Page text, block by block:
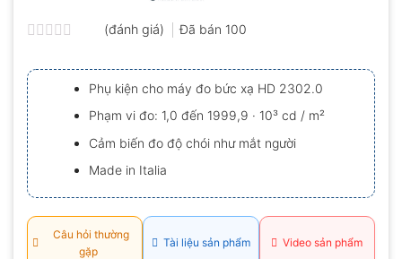
xếp
hạng
0.0
5
sao
(đánh giá) Đã bán 100
Phụ kiện cho máy đo bức xạ HD 2302.0
Phạm vi đo: 1,0 đến 1999,9 · 10³ cd / m²
Cảm biến đo độ chói như mắt người
Made in Italia
Câu hỏi thường
gặp
Tài liệu sản phẩm Video sản phẩm